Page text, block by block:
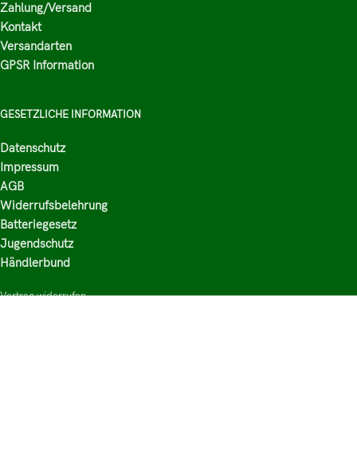
Zahlung/Versand
Kontakt
Versandarten
GPSR Information
GESETZLICHE INFORMATION
Datenschutz
Impressum
AGB
Widerrufsbelehrung
Batteriegesetz
Jugendschutz
Händlerbund
Vertrag widerrufen